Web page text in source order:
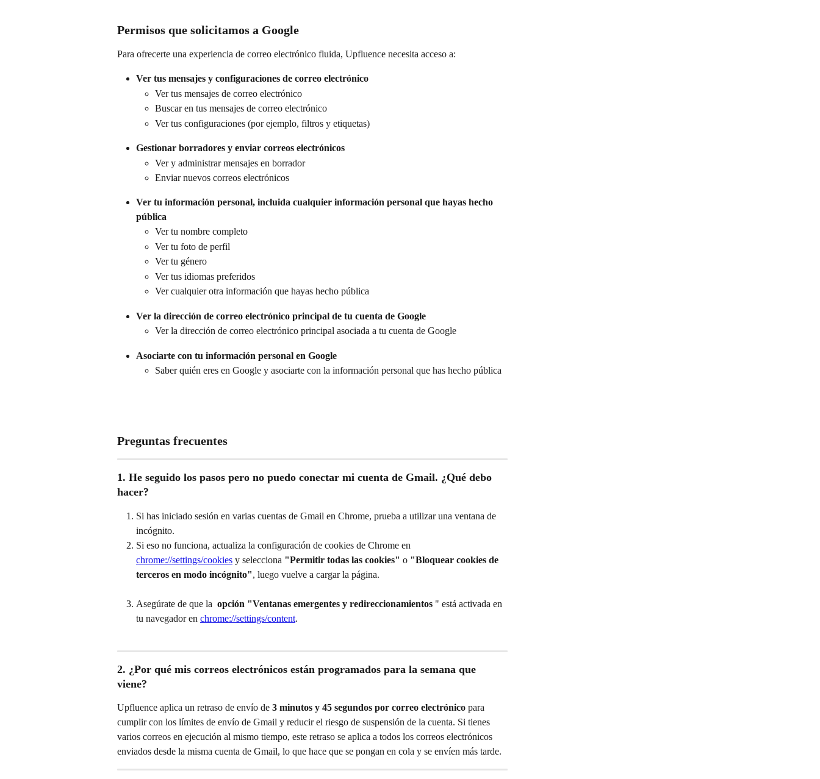
Permisos que solicitamos a Google
Para ofrecerte una experiencia de correo electrónico fluida, Upfluence necesita acceso a:
Ver tus mensajes y configuraciones de correo electrónico
Ver tus mensajes de correo electrónico
Buscar en tus mensajes de correo electrónico
Ver tus configuraciones (por ejemplo, filtros y etiquetas)
Gestionar borradores y enviar correos electrónicos
Ver y administrar mensajes en borrador
Enviar nuevos correos electrónicos
Ver tu información personal, incluida cualquier información personal que hayas hecho
pública
Ver tu nombre completo
Ver tu foto de perfil
Ver tu género
Ver tus idiomas preferidos
Ver cualquier otra información que hayas hecho pública
Ver la dirección de correo electrónico principal de tu cuenta de Google
Ver la dirección de correo electrónico principal asociada a tu cuenta de Google
Asociarte con tu información personal en Google
Saber quién eres en Google y asociarte con la información personal que has hecho pública
Preguntas frecuentes
1. He seguido los pasos pero no puedo conectar mi cuenta de Gmail. ¿Qué debo
hacer?
Si has iniciado sesión en varias cuentas de Gmail en Chrome, prueba a utilizar una ventana de
incógnito.
Si eso no funciona, actualiza la configuración de cookies de Chrome en
chrome://settings/cookies y selecciona "Permitir todas las cookies" o "Bloquear cookies de
terceros en modo incógnito", luego vuelve a cargar la página.
Asegúrate de que la opción "Ventanas emergentes y redireccionamientos " está activada en
tu navegador en chrome://settings/content.
2. ¿Por qué mis correos electrónicos están programados para la semana que
viene?
Upfluence aplica un retraso de envío de 3 minutos y 45 segundos por correo electrónico para
cumplir con los límites de envío de Gmail y reducir el riesgo de suspensión de la cuenta. Si tienes
varios correos en ejecución al mismo tiempo, este retraso se aplica a todos los correos electrónicos
enviados desde la misma cuenta de Gmail, lo que hace que se pongan en cola y se envíen más tarde.